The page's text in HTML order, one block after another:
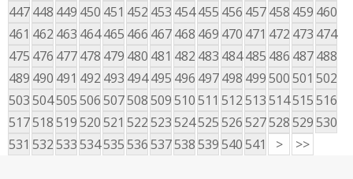
447448 449 450 451 452 453 454455 456 457458 459 460
461 462 463 464465 466 467468 469 470 471 472 473 474
475 476 477478 479 480 481 482 483 484485 486 487488
489 490 491 492 493 494495 496 497498 499500501 502
503504505506507508509510511 512513514515516
517518519520521 522523524525526527528529530
531 532533534535536537538539540541 > >>